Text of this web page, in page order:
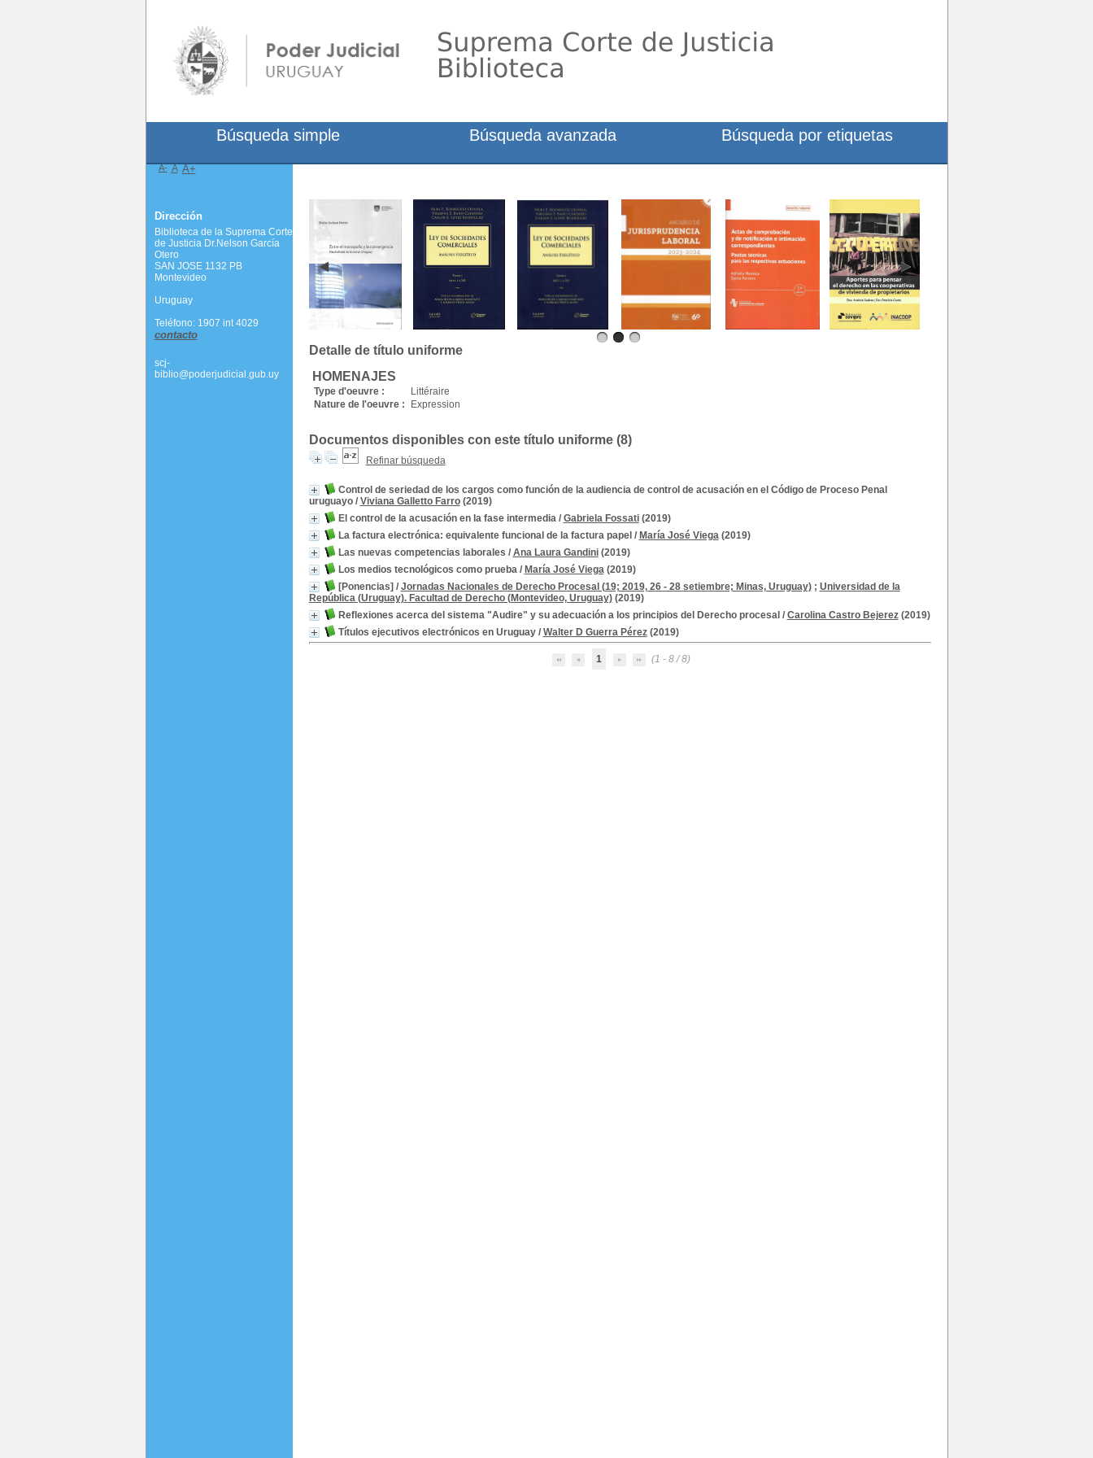
Detalle de título uniforme
HOMENAJES
Type d'oeuvre :
Littéraire
Nature de l'oeuvre :
Expression
Documentos disponibles con este título uniforme (8)
Refinar búsqueda
Control de seriedad de los cargos como función de la audiencia de control de acusación en el Código de Proceso Penal
uruguayo/ Viviana Galletto Farro(2019)
El control de la acusación en la fase intermedia/ Gabriela Fossati(2019)
La factura electrónica: equivalente funcional de la factura papel / María José Viega(2019)
Las nuevas competencias laborales / Ana Laura Gandini(2019)
Los medios tecnológicos como prueba/ María José Viega(2019)
[Ponencias] / Jornadas Nacionales de Derecho Procesal (19; 2019, 26 - 28 setiembre; Minas, Uruguay); Universidad de la
República (Uruguay). Facultad de Derecho (Montevideo, Uruguay)(2019)
Reflexiones acerca del sistema "Audire" y su adecuación a los principios del Derecho procesal / Carolina Castro Bejerez(2019)
Títulos ejecutivos electrónicos en Uruguay/ Walter D Guerra Pérez(2019)
1 (1 - 8 / 8)
Búsqueda simple Búsqueda avanzada Búsqueda por etiquetas
A- A A+
Dirección
Biblioteca de la Suprema Corte
de Justicia Dr.Nelson García
Otero
SAN JOSE 1132 PB
Montevideo
Uruguay
Teléfono: 1907 int 4029
contacto
scj-
biblio@poderjudicial.gub.uy